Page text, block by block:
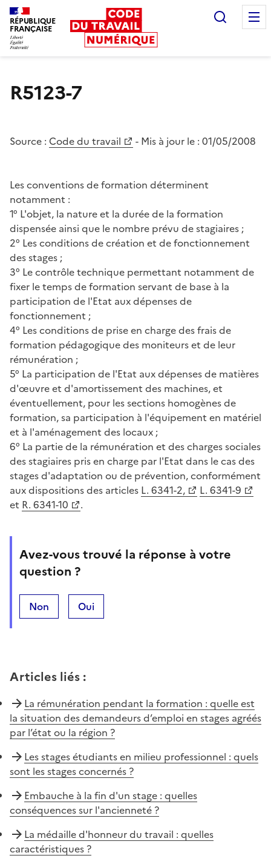
RÉPUBLIQUE
FRANÇAISE
R5123-7
Source : Code du travail - Mis à jour le : 01/05/2008
Les conventions de formation déterminent
notamment :
1° L'objet, la nature et la durée de la formation
dispensée ainsi que le nombre prévu de stagiaires ;
2° Les conditions de création et de fonctionnement
des stages ;
3° Le contrôle technique permettant notamment de
fixer le temps de formation servant de base à la
participation de l'Etat aux dépenses de
fonctionnement ;
4° Les conditions de prise en charge des frais de
formation pédagogique des moniteurs et de leur
rémunération ;
5° La participation de l'Etat aux dépenses de matières
d'œuvre et d'amortissement des machines, et
éventuellement, pour les sections homogènes de
formation, sa participation à l'équipement en matériel
et à l'aménagement des locaux ;
6° La partie de la rémunération et des charges sociales
des stagiaires pris en charge par l'Etat dans le cas des
stages d'adaptation ou de prévention, conformément
aux dispositions des articles L. 6341-2,
L. 6341-9
et R. 6341-10 .
Avez-vous trouvé la réponse à votre
question ?
Non Oui
Articles liés :
La rémunération pendant la formation : quelle est
la situation des demandeurs d’emploi en stages agréés
par l’état ou la région ?
Les stages étudiants en milieu professionnel : quels
sont les stages concernés ?
Embauche à la fin d'un stage : quelles
conséquences sur l'ancienneté ?
La médaille d'honneur du travail : quelles
caractéristiques ?